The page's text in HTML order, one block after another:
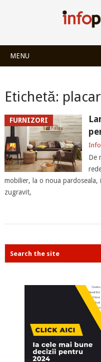
MENU
Etichetă:
FURNIZORI
De
mobilier, la o noua
zugravit,
POSTS
NAVIGATION